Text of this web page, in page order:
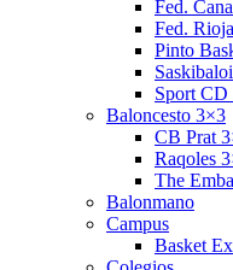
Fed.
Fed.
Pinto
Sport CD
Baloncesto 3×3
CB Prat
Raqoles
The
Balonmano
Campus
Basket